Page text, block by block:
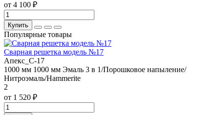
от 4 100 ₽
Купить
Популярные товары
Сварная решетка модель №17
Апекс_С-17
1000 мм 1000 мм Эмаль 3 в 1/Порошковое напыление/
Нитроэмаль/Hammerite
2
от 1 520 ₽